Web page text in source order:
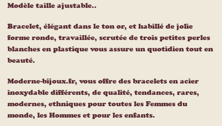
Modèle taille ajustable..
Bracelet, élégant dans le ton or, et habillé de jolie
forme ronde, travaillée, scrutée de trois petites perles
blanches en plastique vous assure un quotidien tout en
beauté.
Moderne-bijoux.fr, vous offre des bracelets en acier
inoxydable différents, de qualité, tendances, rares,
modernes, ethniques pour toutes les Femmes du
monde, les Hommes et pour les enfants.